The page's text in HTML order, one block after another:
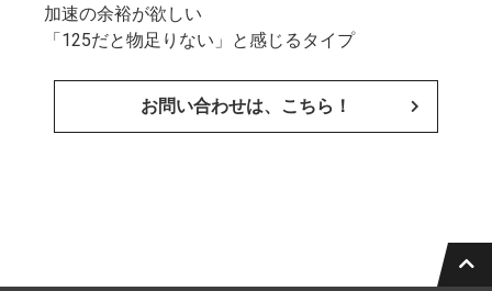
加速の余裕が欲しい
「125だと物足りない」と感じるタイプ
お問い合わせは、こちら！